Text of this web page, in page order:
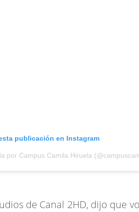
publicación en Instagram
de Canal 2HD, dijo que